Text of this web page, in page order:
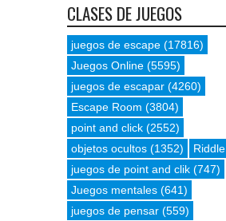
CLASES DE JUEGOS
juegos de escape (17816)
Juegos Online (5595)
juegos de escapar (4260)
Escape Room (3804)
point and click (2552)
objetos ocultos (1352) Riddle
juegos de point and clik (747)
Juegos mentales (641)
juegos de pensar (559)